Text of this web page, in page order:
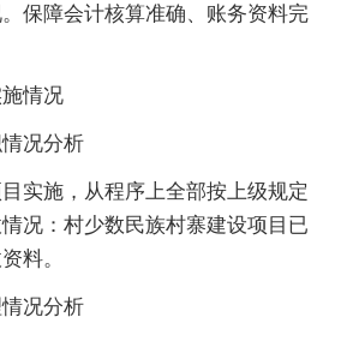
保障会计核算准确、账务资料完
情况
情况分析
实施，从程序上全部按上级规定
况：村少数民族村寨建设项目已
料。
情况分析